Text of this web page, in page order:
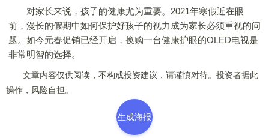
对家长来说，孩子的健康尤为重要。2021年寒假近在眼
前，漫长的假期中如何保护好孩子的视力成为家长必须重视的问
题。如今元春促销已经开启，换购一台健康护眼的OLED电视是
非常明智的选择。
文章内容仅供阅读，不构成投资建议，请谨慎对待。投资者据此
操作，风险自担。
生成海报